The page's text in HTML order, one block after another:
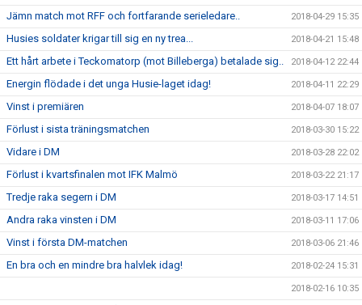
Jämn match mot RFF och fortfarande serieledare.. 2018-04-29 15:35
Husies soldater krigar till sig en ny trea... 2018-04-21 15:48
Ett hårt arbete i Teckomatorp (mot Billeberga) betalade sig.. 2018-04-12 22:44
Energin flödade i det unga Husie-laget idag! 2018-04-11 22:29
Vinst i premiären 2018-04-07 18:07
Förlust i sista träningsmatchen 2018-03-30 15:22
Vidare i DM 2018-03-28 22:02
Förlust i kvartsfinalen mot IFK Malmö 2018-03-22 21:17
Tredje raka segern i DM 2018-03-17 14:51
Andra raka vinsten i DM 2018-03-11 17:06
Vinst i första DM-matchen 2018-03-06 21:46
En bra och en mindre bra halvlek idag! 2018-02-24 15:31
2018-02-16 10:35